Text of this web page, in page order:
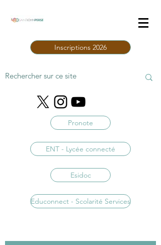
Inscriptions 2026
Pronote
ENT - Lycée connecté
Esidoc
Educonnect - Scolarité Services